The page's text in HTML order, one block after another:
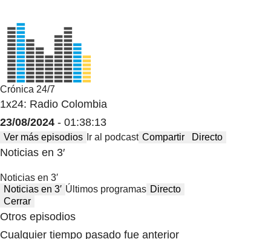
Crónica 24/7
1x24: Radio Colombia
23/08/2024 - 01:38:13
Ver más episodios Ir al podcast Compartir Directo
Noticias en 3′
Noticias en 3′
Noticias en 3′ Últimos programas Directo
Cerrar
Otros episodios
Cualquier tiempo pasado fue anterior